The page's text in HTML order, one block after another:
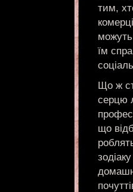
тим,
їм
Що ж
серцю
що